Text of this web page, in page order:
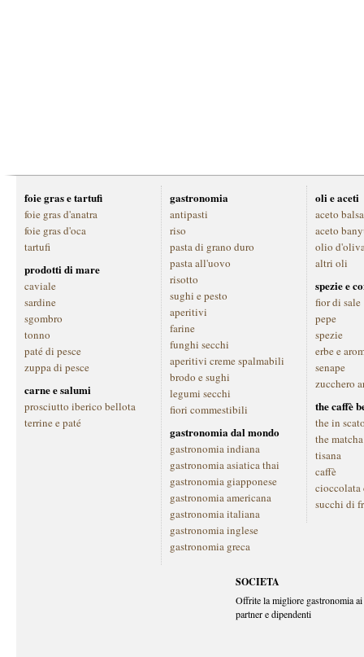
foie gras e tartufi
foie gras d'anatra
foie gras d'oca
tartufi
prodotti di mare
caviale
sardine
sgombro
tonno
paté di pesce
zuppa di pesce
carne e salumi
prosciutto iberico bellota
terrine e paté
gastronomia
antipasti
riso
pasta di grano duro
pasta all'uovo
risotto
sughi e pesto
aperitivi
farine
funghi secchi
aperitivi creme spalmabili
brodo e sughi
legumi secchi
fiori commestibili
gastronomia dal mondo
gastronomia indiana
gastronomia asiatica thai
gastronomia giapponese
gastronomia americana
gastronomia italiana
gastronomia inglese
gastronomia greca
oli e aceti
aceto
aceto
olio
altri oli
spezie e
fior di sale
pepe
spezie
erbe e
senape
zucchero
the caffè
the in
the matcha
tisana
caffè
cioccolata
succhi di
SOCIETA
Offrite la migliore gastronomia
partner e dipendenti